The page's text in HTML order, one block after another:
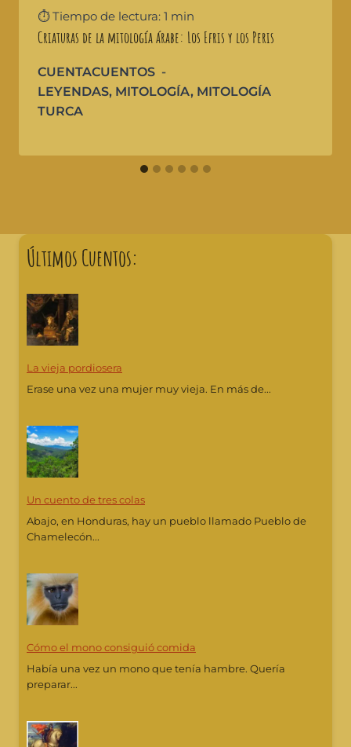
⏱️ Tiempo de lectura: 1 min
Criaturas de la mitología árabe: Los Efris y los Peris
CUENTACUENTOS
LEYENDAS, MITOLOGÍA, MITOLOGÍA
TURCA
Últimos Cuentos:
La vieja pordiosera
Erase una vez una mujer muy vieja. En más de...
Un cuento de tres colas
Abajo, en Honduras, hay un pueblo llamado Pueblo de
Chamelecón...
Cómo el mono consiguió comida
Había una vez un mono que tenía hambre. Quería
preparar...